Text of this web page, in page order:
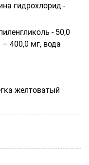
гидрохлорид -
- 50,0
– 400,0 мг, вода
желтоватый